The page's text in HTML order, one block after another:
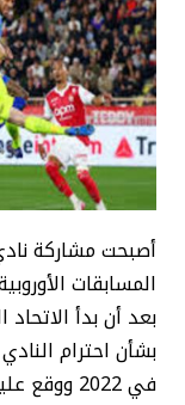
أصبحت مشاركة
المسابقات
بعد أن بدأ
بشأن احترام
في 2022 ووقع عليه الفريق.